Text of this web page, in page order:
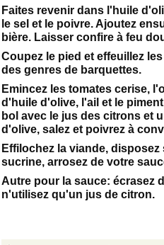
Faites revenir dans l'huile
le sel et le poivre. Ajoutez
bière. Laisser confire à feu
Coupez le pied et effeuillez
des genres de barquettes.
Emincez les tomates cerise,
d'huile d'olive, l'ail et le
bol avec le jus des citrons et
d'olive, salez et poivrez à
Effilochez la viande,
sucrine, arrosez de votre
Autre pour la sauce: écrasez
n'utilisez qu'un jus de citron.